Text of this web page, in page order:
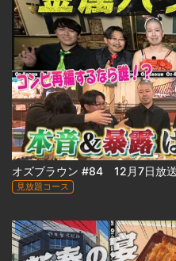
見放題コース